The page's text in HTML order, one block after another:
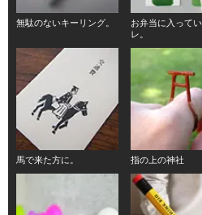
無駄のないキーリング。
お弁当に入って
レ。
馬で来た方に。 指の上の神社